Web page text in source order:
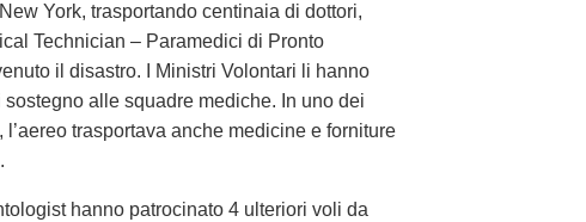
York, trasportando centinaia di dottori,
Technician – Paramedici di Pronto
il disastro. I Ministri Volontari li hanno
alle squadre mediche. In uno dei
trasportava anche medicine e forniture
hanno patrocinato 4 ulteriori voli da